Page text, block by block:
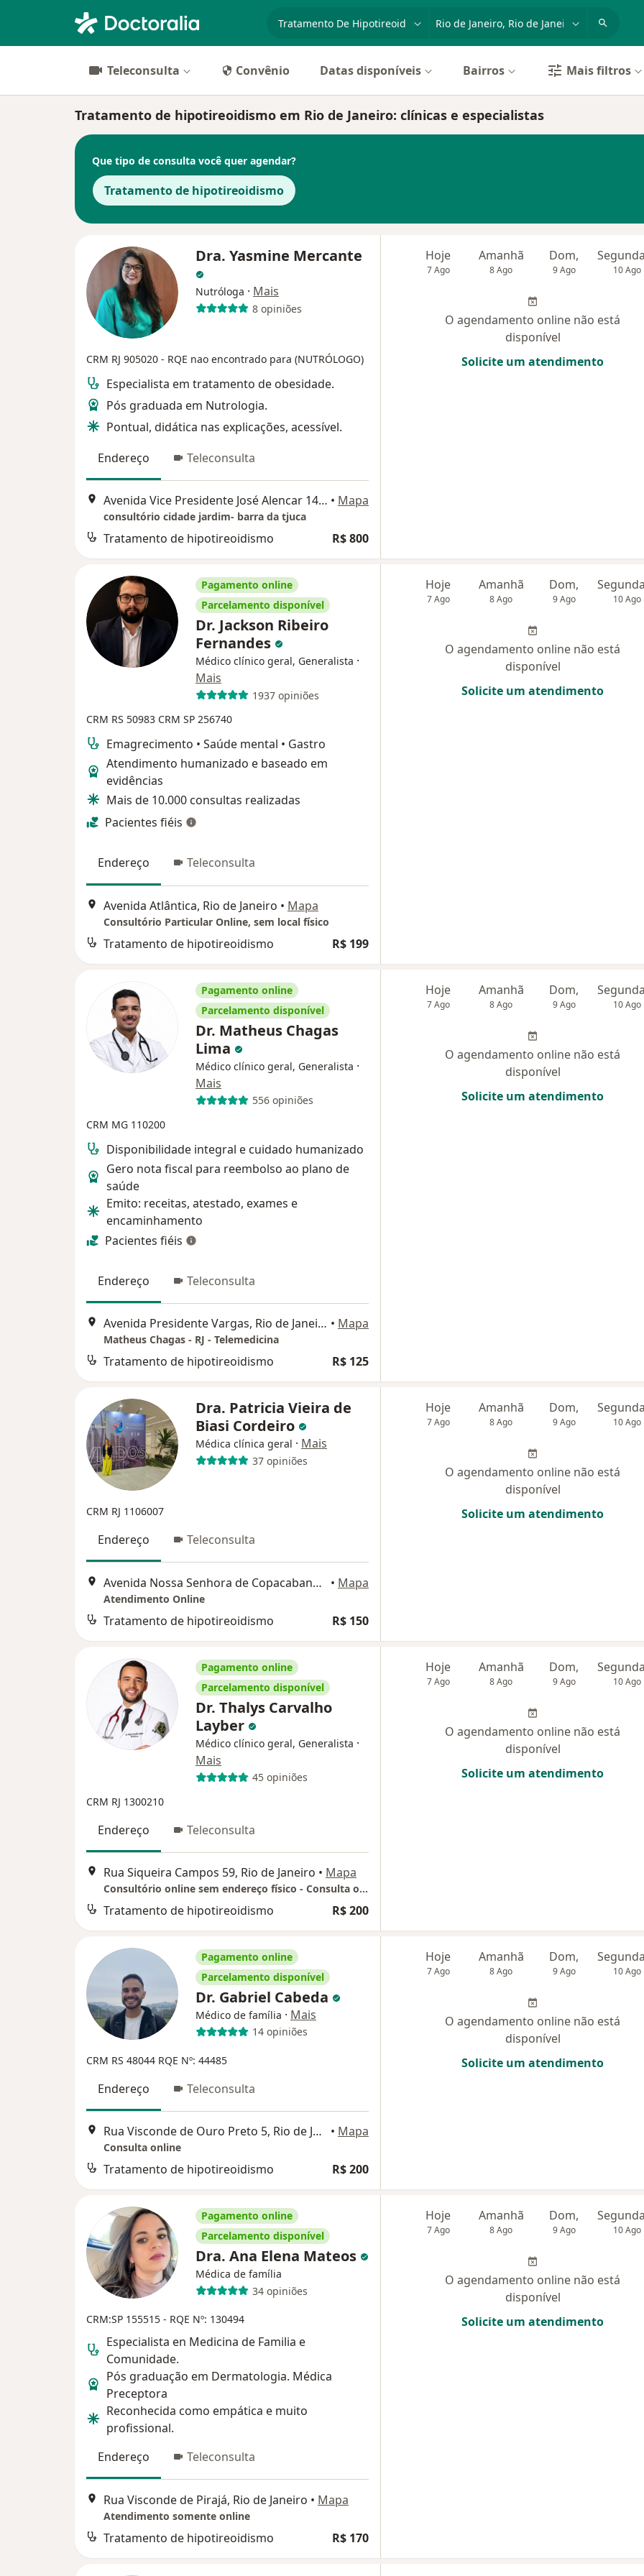
Teleconsulta Convênio Datas disponíveis Bairros Mais filtros
Tratamento de hipotireoidismo em Rio de Janeiro: clínicas e especialistas
Que tipo de consulta você quer agendar?
Tratamento de hipotireoidismo
Dra. Yasmine Mercante
Nutróloga · Mais
8 opiniões
CRM RJ 905020 - RQE nao encontrado para (NUTRÓLOGO)
Especialista em tratamento de obesidade.
Pós graduada em Nutrologia.
Pontual, didática nas explicações, acessível.
Endereço
Teleconsulta
Avenida Vice Presidente José Alencar 1405, Rio de Janeiro • Mapa
consultório cidade jardim- barra da tjuca
Tratamento de hipotireoidismo R$ 800
Hoje
7 Ago
Amanhã
8 Ago
Dom,
9 Ago 10 Ago
O agendamento online não está
disponível
Solicite um atendimento
Pagamento online
Parcelamento disponível
Dr. Jackson Ribeiro
Fernandes
Médico clínico geral, Generalista ·
Mais
1937 opiniões
CRM RS 50983 CRM SP 256740
Emagrecimento • Saúde mental • Gastro
Atendimento humanizado e baseado em
evidências
Mais de 10.000 consultas realizadas
Pacientes fiéis
Endereço Teleconsulta
Avenida Atlântica, Rio de Janeiro • Mapa
Consultório Particular Online, sem local físico
Tratamento de hipotireoidismo R$ 199
Hoje
7 Ago
Amanhã
8 Ago
Dom,
9 Ago 10 Ago
O agendamento online não está
disponível
Solicite um atendimento
Pagamento online
Parcelamento disponível
Dr. Matheus Chagas
Lima
Médico clínico geral, Generalista ·
Mais
556 opiniões
CRM MG 110200
Disponibilidade integral e cuidado humanizado
Gero nota fiscal para reembolso ao plano de
saúde
Emito: receitas, atestado, exames e
encaminhamento
Pacientes fiéis
Endereço Teleconsulta
Avenida Presidente Vargas, Rio de Janeiro • Mapa
Matheus Chagas - RJ - Telemedicina
Tratamento de hipotireoidismo R$ 125
Hoje
7 Ago
Amanhã
8 Ago
Dom,
9 Ago 10 Ago
O agendamento online não está
disponível
Solicite um atendimento
Dra. Patricia Vieira de
Biasi Cordeiro
Médica clínica geral · Mais
37 opiniões
CRM RJ 1106007
Endereço Teleconsulta
Avenida Nossa Senhora de Copacabana, Rio de Janeiro • Mapa
Atendimento Online
Tratamento de hipotireoidismo R$ 150
Hoje
7 Ago
Amanhã
8 Ago
Dom,
9 Ago 10 Ago
O agendamento online não está
disponível
Solicite um atendimento
Pagamento online
Parcelamento disponível
Dr. Thalys Carvalho
Layber
Médico clínico geral, Generalista ·
Mais
45 opiniões
CRM RJ 1300210
Endereço Teleconsulta
Rua Siqueira Campos 59, Rio de Janeiro • Mapa
Consultório online sem endereço físico - Consulta online somente
Tratamento de hipotireoidismo R$ 200
Hoje
7 Ago
Amanhã
8 Ago
Dom,
9 Ago 10 Ago
O agendamento online não está
disponível
Solicite um atendimento
Pagamento online
Parcelamento disponível
Dr. Gabriel Cabeda
Médico de família · Mais
14 opiniões
CRM RS 48044 RQE Nº: 44485
Endereço Teleconsulta
Rua Visconde de Ouro Preto 5, Rio de Janeiro • Mapa
Consulta online
Tratamento de hipotireoidismo R$ 200
Hoje
7 Ago
Amanhã
8 Ago
Dom,
9 Ago 10 Ago
O agendamento online não está
disponível
Solicite um atendimento
Pagamento online
Parcelamento disponível
Dra. Ana Elena Mateos
Médica de família
34 opiniões
CRM:SP 155515 - RQE Nº: 130494
Especialista en Medicina de Familia e
Comunidade.
Pós graduação em Dermatologia. Médica
Preceptora
Reconhecida como empática e muito
profissional.
Endereço
Teleconsulta
Rua Visconde de Pirajá, Rio de Janeiro • Mapa
Atendimento somente online
Tratamento de hipotireoidismo R$ 170
Hoje
7 Ago
Amanhã
8 Ago
Dom,
9 Ago 10 Ago
O agendamento online não está
disponível
Solicite um atendimento